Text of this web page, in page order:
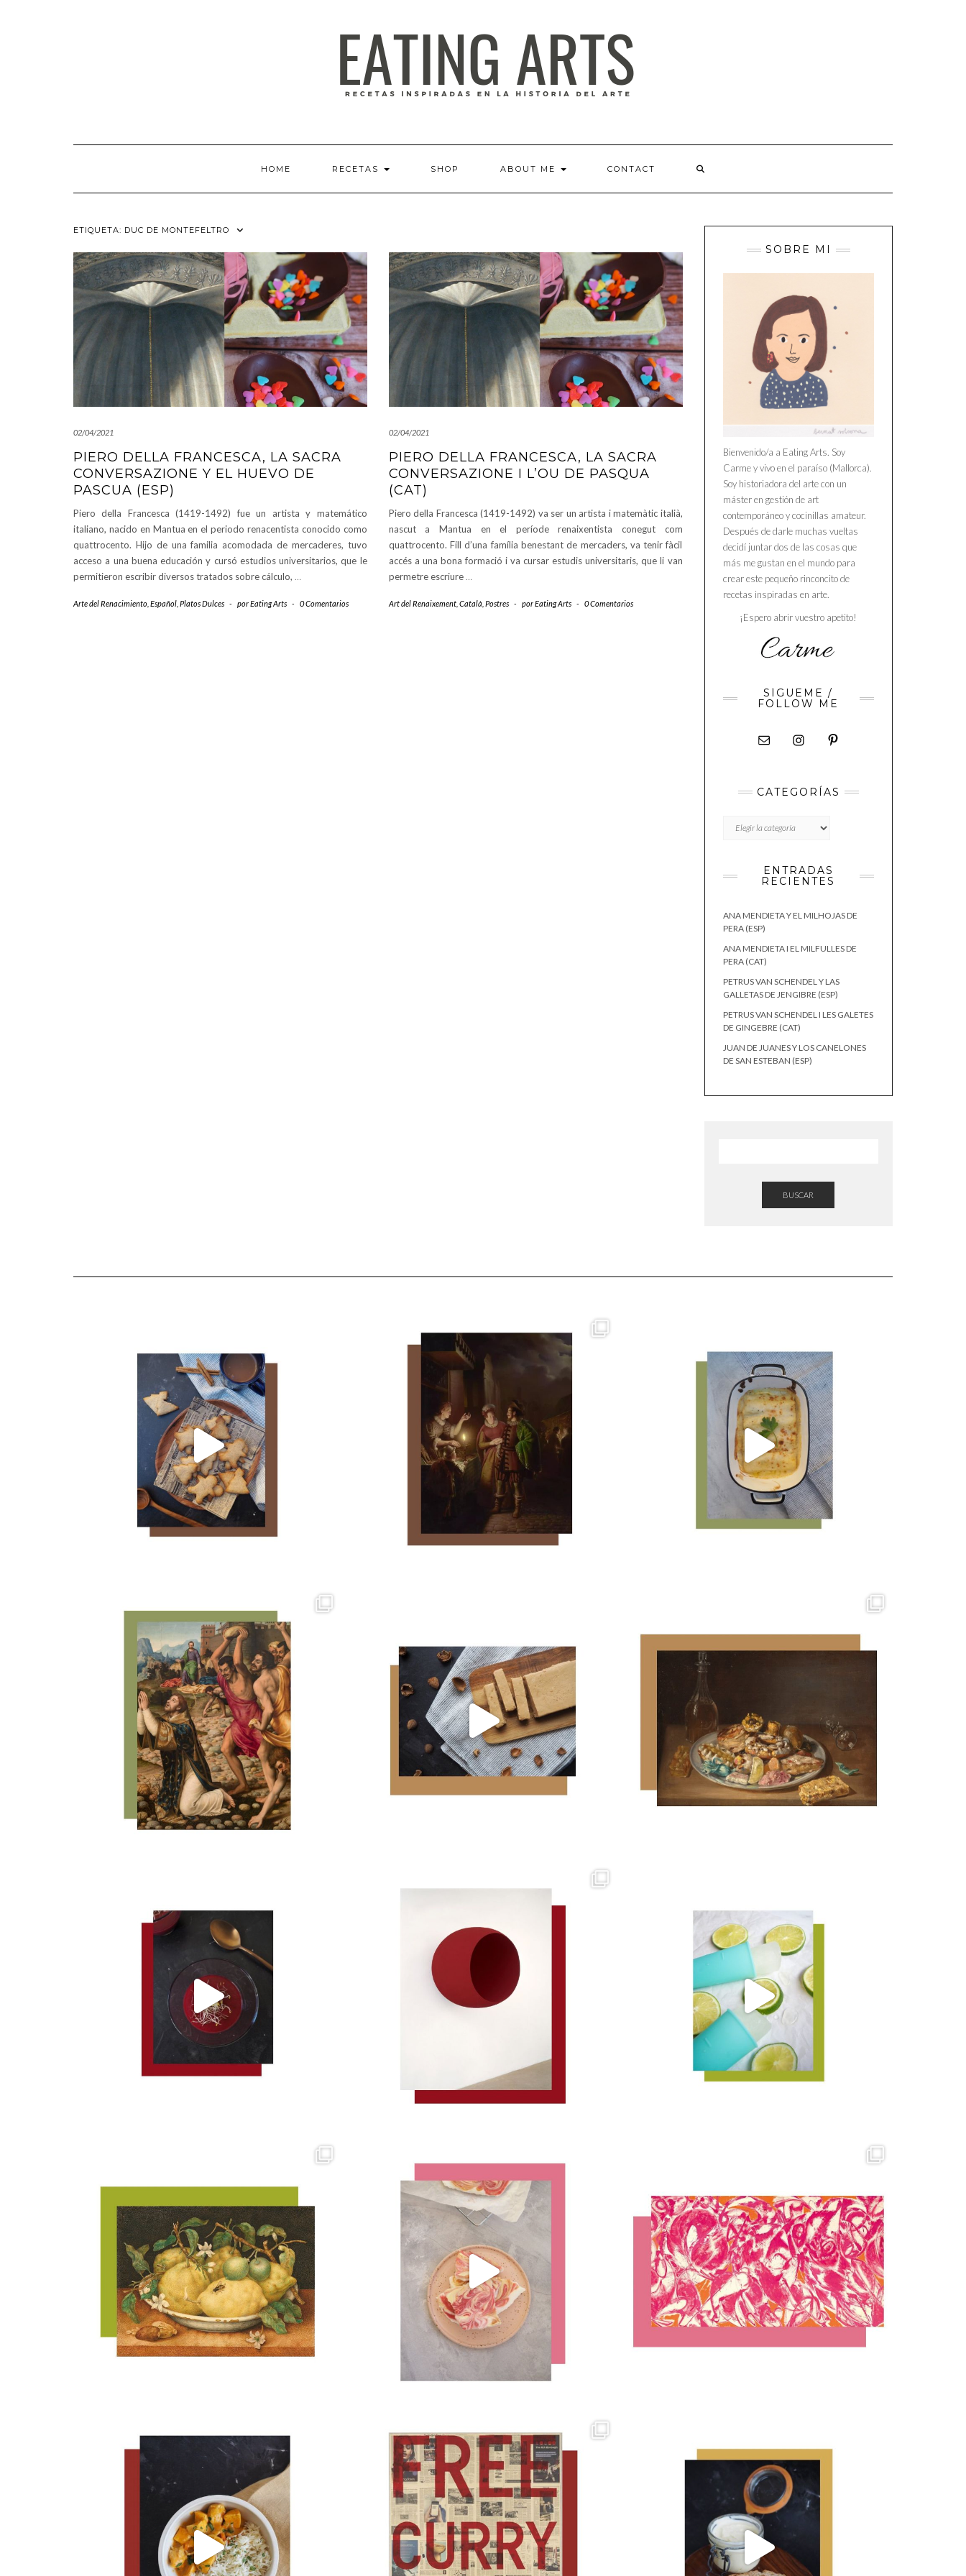
HOME RECETAS SHOP ABOUT ME CONTACT
ETIQUETA: DUC DE MONTEFELTRO
02/04/2021
PIERO DELLA FRANCESCA, LA SACRA
CONVERSAZIONE Y EL HUEVO DE
PASCUA (ESP)
Piero della Francesca (1419-1492) fue un artista y matemático
italiano, nacido en Mantua en el periodo renacentista conocido como
quattrocento. Hijo de una familia acomodada de mercaderes, tuvo
acceso a una buena educación y cursó estudios universitarios, que le
permitieron escribir diversos tratados sobre cálculo, …
Arte del Renacimiento Español Platos Dulces - porEating Arts - 0 Comentarios
02/04/2021
PIERO DELLA FRANCESCA, LA SACRA
CONVERSAZIONE I L’OU DE PASQUA
(CAT)
Piero della Francesca (1419-1492) va ser un artista i matemàtic italià,
nascut a Mantua en el període renaixentista conegut com
quattrocento. Fill d’una família benestant de mercaders, va tenir fàcil
accés a una bona formació i va cursar estudis universitaris, que li van
permetre escriure …
Art del Renaixement, Català Postres - porEating Arts - 0 Comentarios
SOBRE MI
Bienvenido/a a Eating Arts. Soy
Carme y vivo en el paraíso (Mallorca).
Soy historiadora del arte con un
máster en gestión de art
contemporáneo y cocinillas amateur.
Después de darle muchas vueltas
decidí juntar dos de las cosas que
más me gustan en el mundo para
crear este pequeño rinconcito de
recetas inspiradas en arte.
¡Espero abrir vuestro apetito!
SÍGUEME /
FOLLOW ME
CATEGORÍAS
ENTRADAS
RECIENTES
ANA MENDIETA Y EL MILHOJAS DE
PERA (ESP)
ANA MENDIETA I EL MILFULLES DE
PERA (CAT)
PETRUS VAN SCHENDEL Y LAS
GALLETAS DE JENGIBRE (ESP)
PETRUS VAN SCHENDEL I LES GALETES
DE GINGEBRE (CAT)
JUAN DE JUANES Y LOS CANELONES
DE SAN ESTEBAN (ESP)
BUSCAR